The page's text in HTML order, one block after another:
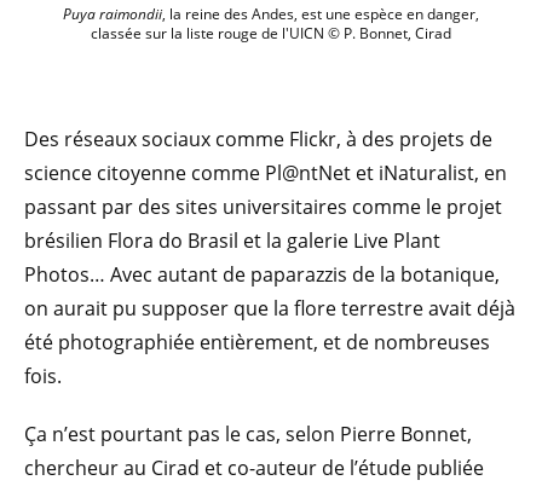
Puya raimondii, la reine des Andes, est
Puya raimondii, la reine des Andes, est une espèce en danger,
classée sur la liste rouge de l'UICN © P. Bonnet, Cirad
Des réseaux sociaux comme Flickr, à des projets de
science citoyenne comme Pl@ntNet et iNaturalist, en
passant par des sites universitaires comme le projet
brésilien Flora do Brasil et la galerie Live Plant
Photos… Avec autant de paparazzis de la botanique,
on aurait pu supposer que la flore terrestre avait déjà
été photographiée entièrement, et de nombreuses
fois.
Ça n’est pourtant pas le cas, selon Pierre Bonnet,
chercheur au Cirad et co-auteur de l’étude publiée